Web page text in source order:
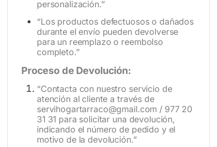
personalización.”
“Los productos defectuosos o dañados
durante el envío pueden devolverse
para un reemplazo o reembolso
completo.”
Proceso de Devolución:
“Contacta con nuestro servicio de
atención al cliente a través de
servihogartarraco@gmail.com / 977 20
31 31 para solicitar una devolución,
indicando el número de pedido y el
motivo de la devolución.”